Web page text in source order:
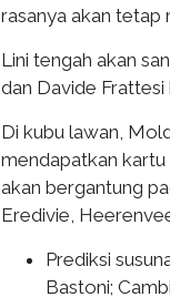
rasanya akan tetap
Lini tengah akan
dan Davide Frattesi
Di kubu lawan,
mendapatkan kartu
akan bergantung
Eredivie,
Prediksi
Bastoni;